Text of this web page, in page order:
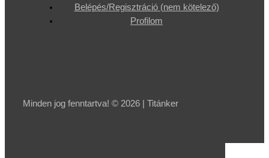
Belépés/Regisztráció (nem kötelező)
Profilom
Minden jog fenntartva! © 2026 | Titánker